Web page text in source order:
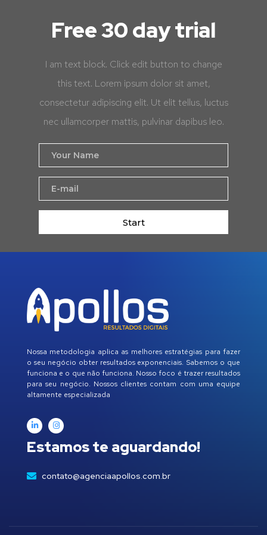
Free 30 day trial
I am text block. Click edit button to change
this text. Lorem ipsum dolor sit amet,
consectetur adipiscing elit. Ut elit tellus, luctus
nec ullamcorper mattis, pulvinar dapibus leo.
Start
Nossa metodologia aplica as melhores estratégias para fazer
o seu negócio obter resultados exponenciais. Sabemos o que
funciona e o que não funciona. Nosso foco é trazer resultados
para seu negócio. Nossos clientes contam com uma equipe
altamente especializada
Estamos te aguardando!
contato@agenciaapollos.com.br